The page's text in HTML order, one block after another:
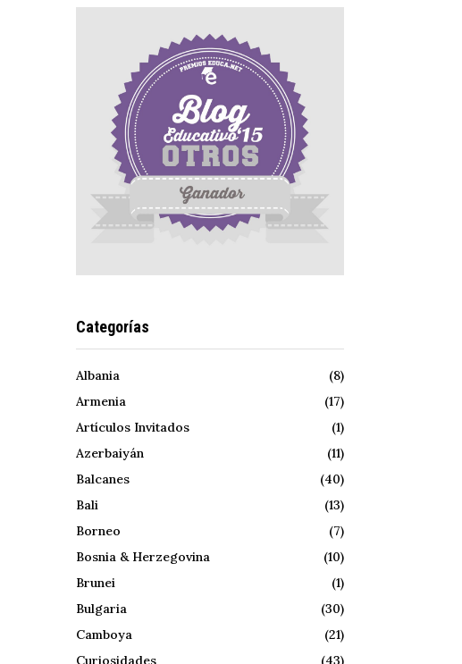
Categorías
Albania
(8)
Armenia
(17)
Artículos Invitados
(1)
Azerbaiyán
(11)
Balcanes
(40)
Bali
(13)
Borneo
(7)
Bosnia & Herzegovina
(10)
Brunei
(1)
Bulgaria
(30)
Camboya
(21)
Curiosidades
(43)